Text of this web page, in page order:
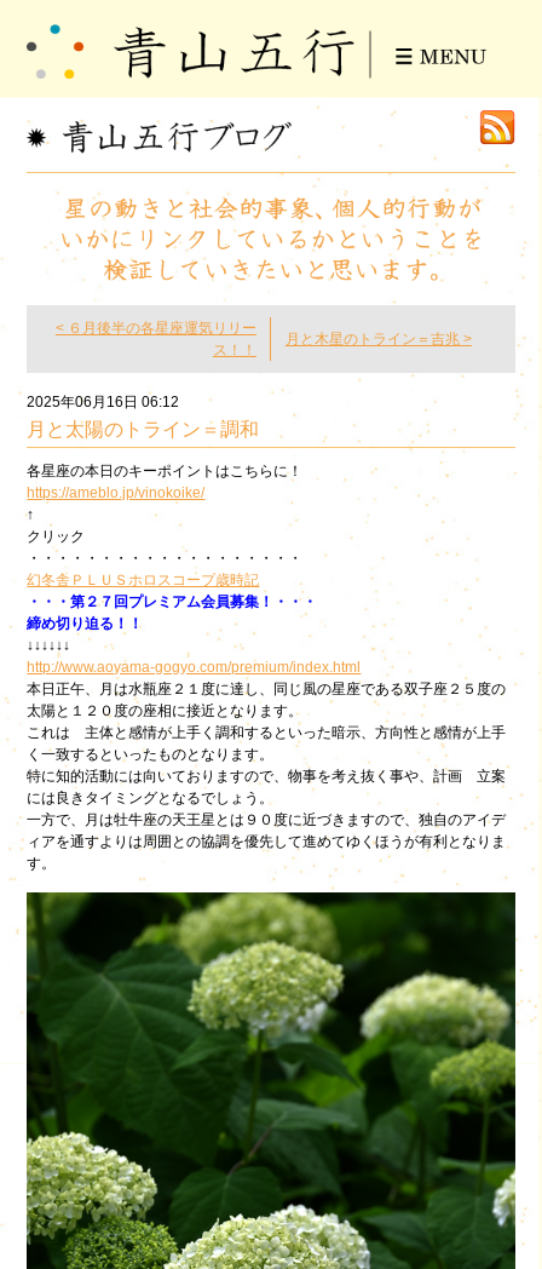
< ６月後半の各星座運気リリー
ス！！
月と木星のトライン＝吉兆 >
2025年06月16日 06:12
月と太陽のトライン＝調和
各星座の本日のキーポイントはこちらに！
https://ameblo.jp/vinokoike/
↑
クリック
・・・・・・・・・・・・・・・・・・・
幻冬舎ＰＬＵＳホロスコープ歳時記
・・・第２７回プレミアム会員募集！・・・
締め切り迫る！！
↓↓↓↓↓↓
http://www.aoyama-gogyo.com/premium/index.html
本日正午、月は水瓶座２１度に達し、同じ風の星座である双子座２５度の
太陽と１２０度の座相に接近となります。
これは 主体と感情が上手く調和するといった暗示、方向性と感情が上手
く一致するといったものとなります。
特に知的活動には向いておりますので、物事を考え抜く事や、計画 立案
には良きタイミングとなるでしょう。
一方で、月は牡牛座の天王星とは９０度に近づきますので、独自のアイデ
ィアを通すよりは周囲との協調を優先して進めてゆくほうが有利となりま
す。